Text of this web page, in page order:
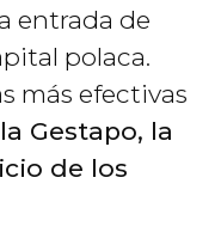
entrada de
polaca.
más efectivas
la Gestapo, la
de los